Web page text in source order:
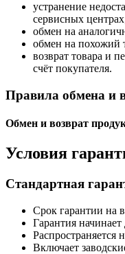
устранение
сервисных
обмен на
обмен на похожий
возврат товара и
счёт покупателя.
Правила обмена и
Обмен и возврат
Условия
Стандартная
Срок гарантии на
Гарантия
Распространяется
Включает